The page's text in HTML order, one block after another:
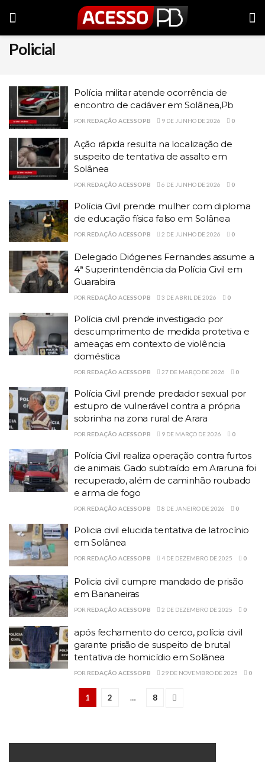
Policial
Polícia militar atende ocorrência de
encontro de cadáver em Solânea,Pb
POR REDAÇÃO ACESSOPB 9 DE JUNHO DE 2026 0
Ação rápida resulta na localização de
suspeito de tentativa de assalto em
Solânea
POR REDAÇÃO ACESSOPB 6 DE JUNHO DE 2026 0
Polícia Civil prende mulher com diploma
de educação física falso em Solânea
POR REDAÇÃO ACESSOPB 2 DE JUNHO DE 2026 0
Delegado Diógenes Fernandes assume a
4ª Superintendência da Polícia Civil em
Guarabira
POR REDAÇÃO ACESSOPB 3 DE ABRIL DE 2026 0
Polícia civil prende investigado por
descumprimento de medida protetiva e
ameaças em contexto de violência
doméstica
POR REDAÇÃO ACESSOPB 27 DE MARÇO DE 2026 0
Polícia Civil prende predador sexual por
estupro de vulnerável contra a própria
sobrinha na zona rural de Arara
POR REDAÇÃO ACESSOPB 9 DE MARÇO DE 2026 0
Polícia Civil realiza operação contra furtos
de animais. Gado subtraído em Araruna foi
recuperado, além de caminhão roubado
e arma de fogo
POR REDAÇÃO ACESSOPB 8 DE JANEIRO DE 2026 0
Policia civil elucida tentativa de latrocínio
em Solânea
POR REDAÇÃO ACESSOPB 4 DE DEZEMBRO DE 2025 0
Policia civil cumpre mandado de prisão
em Bananeiras
POR REDAÇÃO ACESSOPB 2 DE DEZEMBRO DE 2025 0
após fechamento do cerco, polícia civil
garante prisão de suspeito de brutal
tentativa de homicídio em Solânea
POR REDAÇÃO ACESSOPB 29 DE NOVEMBRO DE 2025 0
1 2 … 8